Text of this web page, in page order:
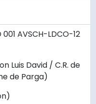
001 AVSCH-LDCO-12
Luis David / C.R. de
de Parga)